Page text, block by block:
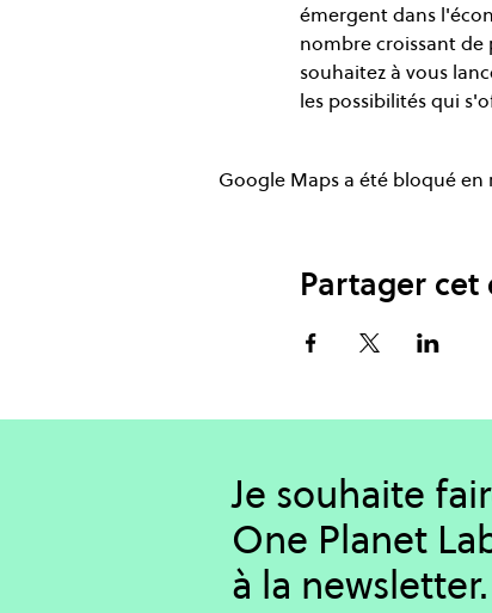
émergent dans
nombre croissant
souhaitez à vous
les possibilités qui
Google Maps a été bloqué
Partager
Je souhaite
One Planet
à la newsletter.